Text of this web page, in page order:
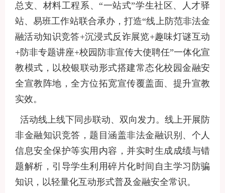
总支、材料工程系、“一站式”学生社区、人才驿
站、易班工作站联合承办，打造“线上防范非法金
融活动知识竞答+沉浸式反诈展览+趣味灯谜互动
+防非专题讲座+校园防非宣传大使聘任”一体化宣
教模式，以校银联动形式搭建常态化校园金融安
全宣教阵地，全方位拓宽宣传覆盖面、提升宣教
实效。
活动线上线下同步联动、双向发力。线上开展防
非金融知识竞答，题目涵盖非法金融识别、个人
信息安全保护等实用内容，并实时生成成绩与错
题解析，引导学生利用碎片化时间自主学习防骗
知识，以轻量化互动形式普及金融安全常识。